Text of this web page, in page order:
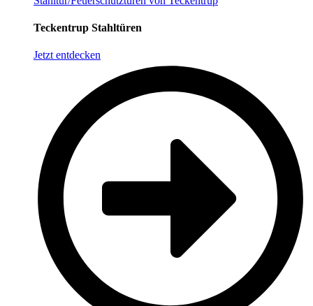
Teckentrup Stahltüren
Jetzt entdecken